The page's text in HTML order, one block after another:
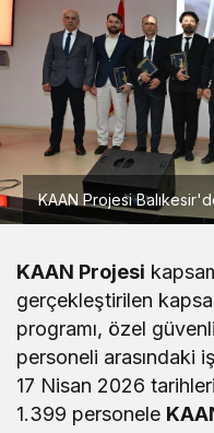
KAAN Projesi
KAAN Projesi
gerçekleştirilen
programı, özel
personeli arasındaki
17 Nisan 2026
1.399 personele